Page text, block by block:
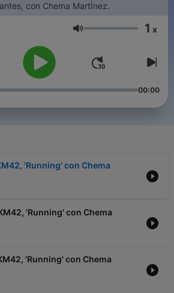
con Chema MartÌnez.
Volume 1 x
00:00
'Running' con Chema
'Running' con Chema
'Running' con Chema